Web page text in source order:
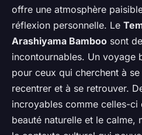
offre une atmosphère
réflexion personnelle. Le
Arashiyama Bamboo sont
incontournables. Un voyage
pour ceux qui cherchent à
recentrer et à se retrouver.
incroyables comme celles-ci
beauté naturelle et le calme,